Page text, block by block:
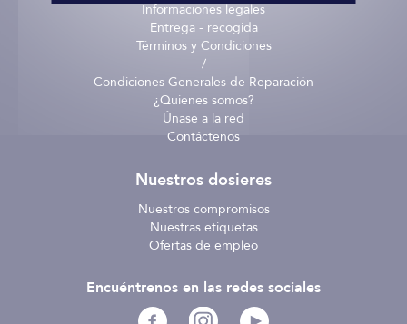
Informaciones legales
Entrega - recogida
Términos y Condiciones
/
Condiciones Generales de Reparación
¿Quienes somos?
Únase a la red
Contáctenos
Nuestros dosieres
Nuestros compromisos
Nuestras etiquetas
Ofertas de empleo
Encuéntrenos en las redes sociales